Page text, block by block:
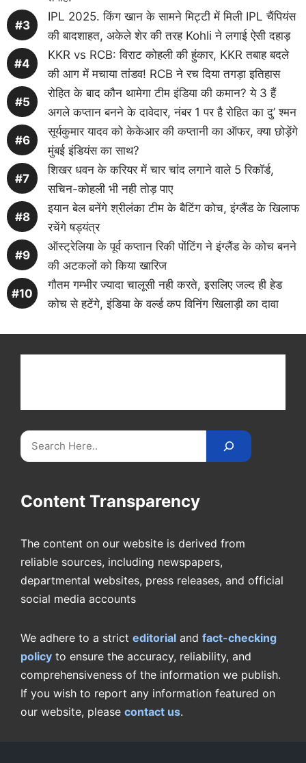
IPL 2025. किंग खान के सामने मिट्टी में मिली IPL चैंपियंस
की बादशाहत, अकेले शेर की तरह Kohli ने लगाई ऐसी दहाड़
KKR vs RCB: विराट कोहली की हुंकार, KKR तबाह बदले
की आग में मचाया तांडव! RCB ने रच दिया तगड़ा इतिहास
रोहित के बाद कौन थामेगा टीम इंडिया की कमान? ये 3 हैं
अगले कप्तान बनने के दावेदार, नंबर 1 पर है रोहित का दु’ श्मन
सूर्यकुमार यादव को केकेआर की कप्तानी का ऑफर, क्या छोड़ेंगे
मुंबई इंडियंस का साथ?
शिखर धवन के करियर में चार चांद लगाने वाले 5 रिकॉर्ड,
सचिन-कोहली भी नही तोड़ पाए
इयान बेल बनेंगे श्रीलंका टीम के बैटिंग कोच, इंग्लैंड के खिलाफ
रचेंगे षड्यंत्र
ऑस्ट्रेलिया के पूर्व कप्तान रिकी पोंटिंग ने इंग्लैंड के कोच बनने
की अटकलों को किया खारिज
गौतम गम्भीर ज्यादा चालूसी नही करते, इसलिए जल्द ही हेड
कोच से हटेंगे, इंडिया के वर्ल्ड कप विनिंग खिलाड़ी का दावा
Search
Content Transparency
The content on our website is derived from
reliable sources, including newspapers,
departmental websites, press releases, and official
social media accounts
We adhere to a strict editorial and fact-checking
policy to ensure the accuracy, reliability, and
comprehensiveness of the information we publish.
If you wish to report any information featured on
our website, please contact us.